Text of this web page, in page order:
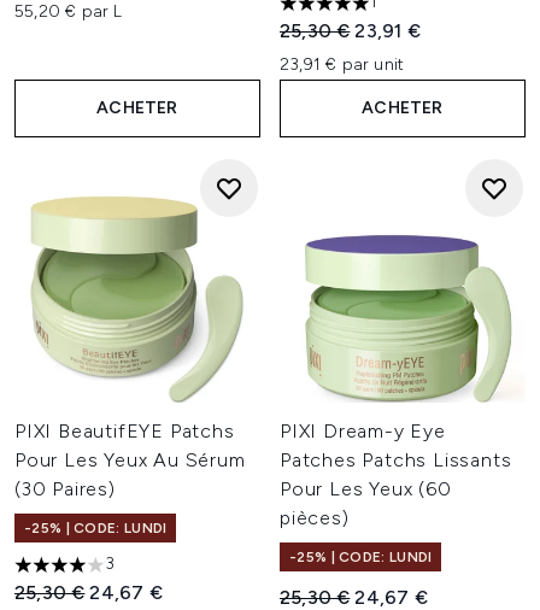
55,20 € par L
ACHETER
5 étoiles sur un maximum de
Prix de vente :
25,30 €Prix ​​actuel :
23,91 €
23,91 € par unit
ACHETER
PIXI BeautifEYE Patchs
Pour Les Yeux Au Sérum
(30 Paires)
-25% | CODE: LUNDI
4 étoiles sur un maximum de 5
3
Prix de vente :
25,30 €Prix ​​actuel :
24,67 €
PIXI Dream-y Eye
Patches Patchs Lissants
Pour Les Yeux (60
pièces)
-25% | CODE: LUNDI
Prix de vente :
25,30 €Prix ​​actuel :
24,67 €